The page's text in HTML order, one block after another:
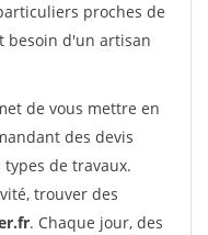
proches de
besoin d'un artisan
de vous mettre en
des devis
de travaux.
trouver des
. Chaque jour, des